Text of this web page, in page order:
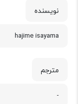
نویسنده
hajime isayama
مترجم
-